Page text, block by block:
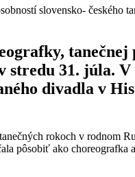
slovensko- českého
tanečnej
stredu 31. júla. V
divadla v
rokoch v rodnom
pôsobiť ako choreografka